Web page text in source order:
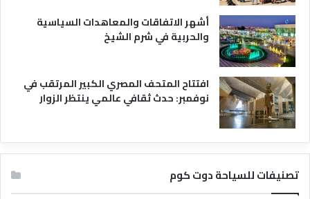
أشهر الاتفاقات والمعاهدات السياسية
والحربية في شرم الشيخ
افتتاح المتحف المصري الكبير المرتقب في
نوفمبر: حدث ثقافي عالمي ينتظر الزوار
تصنيفات للسياحة دوت كوم